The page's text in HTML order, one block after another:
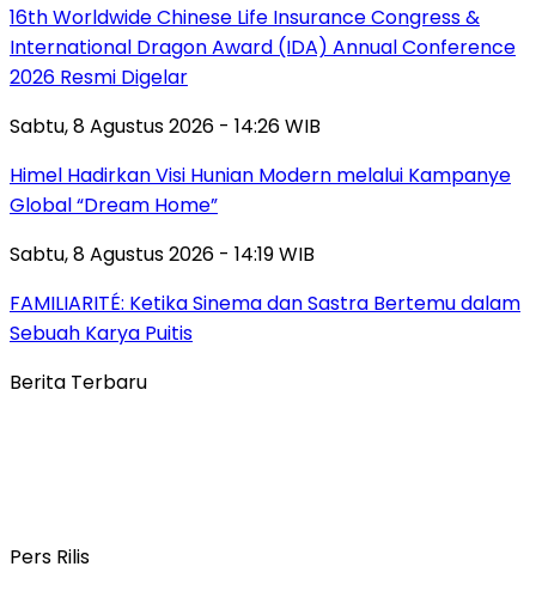
16th Worldwide Chinese Life Insurance Congress &
International Dragon Award (IDA) Annual Conference
2026 Resmi Digelar
Sabtu, 8 Agustus 2026 - 14:26 WIB
Himel Hadirkan Visi Hunian Modern melalui Kampanye
Global “Dream Home”
Sabtu, 8 Agustus 2026 - 14:19 WIB
FAMILIARITÉ: Ketika Sinema dan Sastra Bertemu dalam
Sebuah Karya Puitis
Berita Terbaru
Pers Rilis